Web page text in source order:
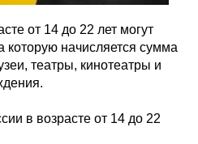
от 14 до 22 лет могут
которую начисляется сумма
театры, кинотеатры и
в возрасте от 14 до 22